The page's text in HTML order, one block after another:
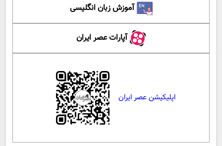
آموزش زبان انگلیسی
آپارات عصر ایران
اپلیکیشن عصر ایران